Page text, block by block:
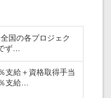
国の各プロジェク
ず…
支給＋資格取得手当
支給…